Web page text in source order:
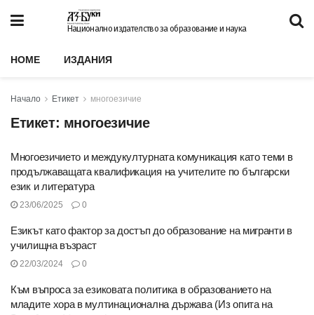
Национално издателство за образование и наука
HOME ИЗДАНИЯ
Начало Етикет многоезичие
Етикет: многоезичие
Многоезичието и междукултурната комуникация като теми в
продължаващата квалификация на учителите по български
език и литература
23/06/2025 0
Езикът като фактор за достъп до образование на мигранти в
училищна възраст
22/03/2024 0
Към въпроса за езиковата политика в образованието на
младите хора в мултинационална държава (Из опита на